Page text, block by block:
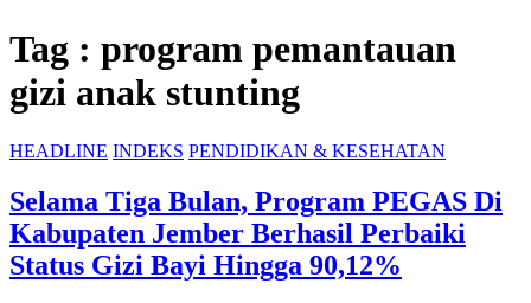
Tag : program pemantauan
gizi anak stunting
HEADLINE INDEKS PENDIDIKAN & KESEHATAN
Selama Tiga Bulan, Program PEGAS Di
Kabupaten Jember Berhasil Perbaiki
Status Gizi Bayi Hingga 90,12%